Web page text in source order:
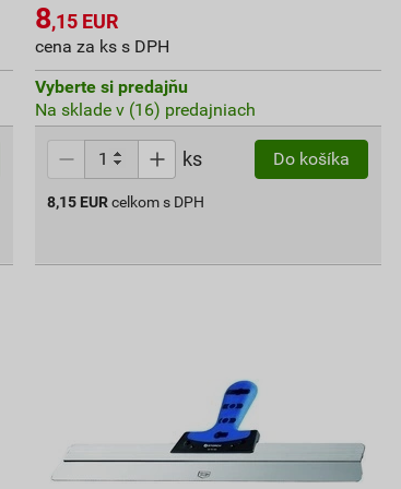
8,15EUR
cena za ks s DPH
Vyberte si predajňu
Na sklade v (16) predajniach
ks Do košíka
8,15 EUR celkom s DPH